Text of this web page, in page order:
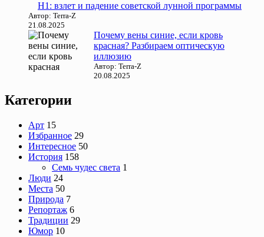
Н1: взлет и падение советской лунной программы
Автор: Terra-Z
21.08.2025
Почему вены синие, если кровь
красная? Разбираем оптическую
иллюзию
Автор: Terra-Z
20.08.2025
Категории
Арт 15
Избранное 29
Интересное 50
История 158
Семь чудес света 1
Люди 24
Места 50
Природа 7
Репортаж 6
Традиции 29
Юмор 10